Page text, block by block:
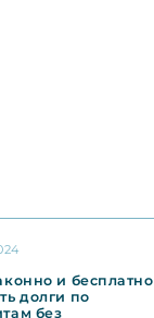
и бесплатно
долги по
без